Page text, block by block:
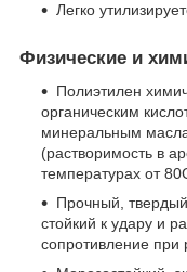
Легко
Физические и
Полиэтилен
органическим
минеральным
(растворимость в
температурах от
Прочный,
стойкий к удару и
сопротивление при